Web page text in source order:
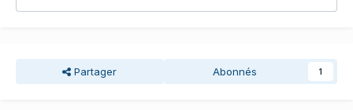
Partager Abonnés 1